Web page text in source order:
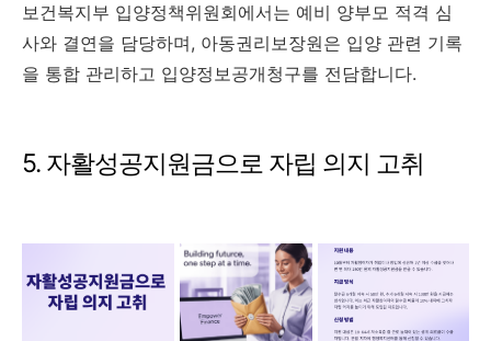
보건복지부 입양정책위원회에서는 예비 양부모 적격 심
사와 결연을 담당하며, 아동권리보장원은 입양 관련 기록
을 통합 관리하고 입양정보공개청구를 전담합니다.
5. 자활성공지원금으로 자립 의지 고취